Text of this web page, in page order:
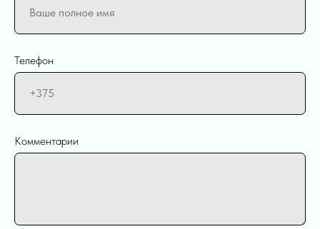
Телефон
Комментарии